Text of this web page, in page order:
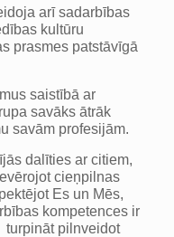
arī sadarbības
kultūru
prasmes patstāvīgā
saistībā ar
savāks ātrāk
savām profesijām.
dalīties ar citiem,
cieņpilnas
Es un Mēs,
kompetences ir
pilnveidot